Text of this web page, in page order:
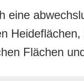
eine
Flächen